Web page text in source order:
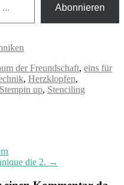
Abonnieren
der Freundschaft, eins für
, Herzklopfen,
Stempin up, Stenciling
die 2. →